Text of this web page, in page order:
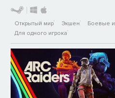
Открытый мир Экшен Боевые
Для одного игрока